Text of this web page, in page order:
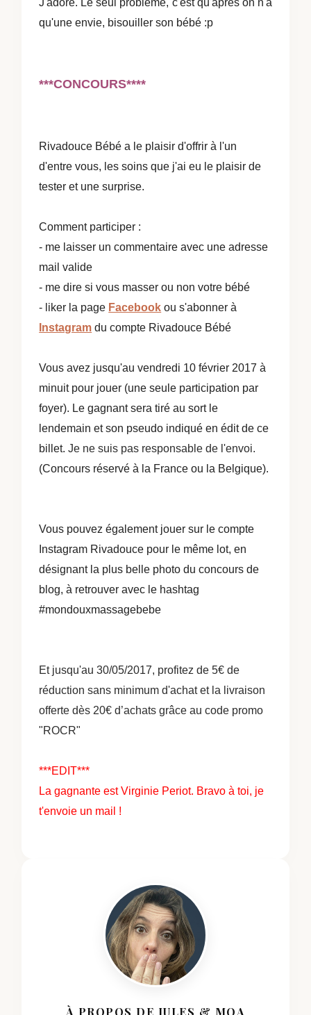
qu'une envie, bisouiller son bébé :p
***CONCOURS****
Rivadouce Bébé a le plaisir d'offrir à l'un
d'entre vous, les soins que j'ai eu le plaisir de
tester et une surprise.
Comment participer :
- me laisser un commentaire avec une adresse
mail valide
- me dire si vous masser ou non votre bébé
- liker la page Facebook ou s'abonner à
Instagram du compte Rivadouce Bébé
Vous avez jusqu'au vendredi 10 février 2017 à
minuit pour jouer (une seule participation par
foyer). Le gagnant sera tiré au sort le
lendemain et son pseudo indiqué en édit de ce
billet.Je ne suis pas responsable de l'envoi.
(Concours réservé à la France ou la Belgique).
Vous pouvez également jouer sur le compte
Instagram Rivadouce pour le même lot, en
désignant la plus belle photo du concours de
blog, à retrouver avec le hashtag
#mondouxmassagebebe
Et jusqu'au 30/05/2017, profitez de 5€ de
réduction sans minimum d'achat et la livraison
offerte dès 20€ d’achats grâce au code promo
"ROCR"
***EDIT***
La gagnante est Virginie Periot. Bravo à toi, je
t'envoie un mail !
À PROPOS DE JULES & MOA